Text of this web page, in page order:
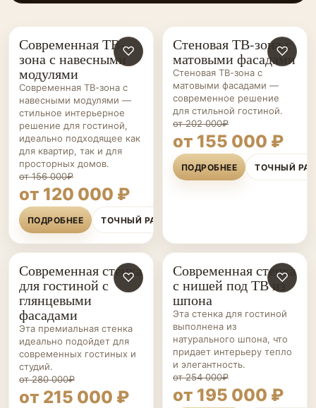
ГОСТИНЫЕ НА ЗАКАЗ
♡
Современная ТВ-
зона с навесными
модулями
Современная ТВ-зона с
навесными модулями —
стильное интерьерное
решение для гостиной,
идеально подходящее как
для квартир, так и для
просторных домов.
от 156 000₽
от 120 000 ₽
ПОДРОБНЕЕ ТОЧНЫЙ РАСЧЁТ
ГОСТИНЫЕ НА ЗАКАЗ
♡
Стеновая ТВ-зона с
матовыми фасадами
Стеновая ТВ-зона с
матовыми фасадами —
современное решение
для стильной гостиной.
от 202 000₽
от 155 000 ₽
ПОДРОБНЕЕ ТОЧНЫЙ
ГОСТИНЫЕ НА ЗАКАЗ
♡
Современная стенка
для гостиной с
глянцевыми
фасадами
Эта премиальная стенка
идеально подойдет для
современных гостиных и
студий.
от 280 000₽
от 215 000 ₽
ГОСТИНЫЕ НА ЗАКАЗ
♡
Современная стенка
с нишей под ТВ из
шпона
Эта стенка для гостиной
выполнена из
натурального шпона, что
придает интерьеру тепло
и элегантность.
от 254 000₽
от 195 000 ₽